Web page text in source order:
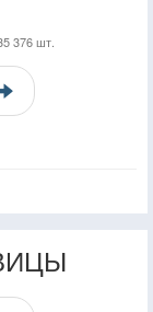
376 шт.